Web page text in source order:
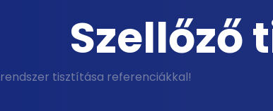
Szellőző
tisztítása referenciákkal!